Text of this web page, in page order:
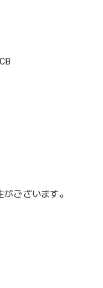
ございます。